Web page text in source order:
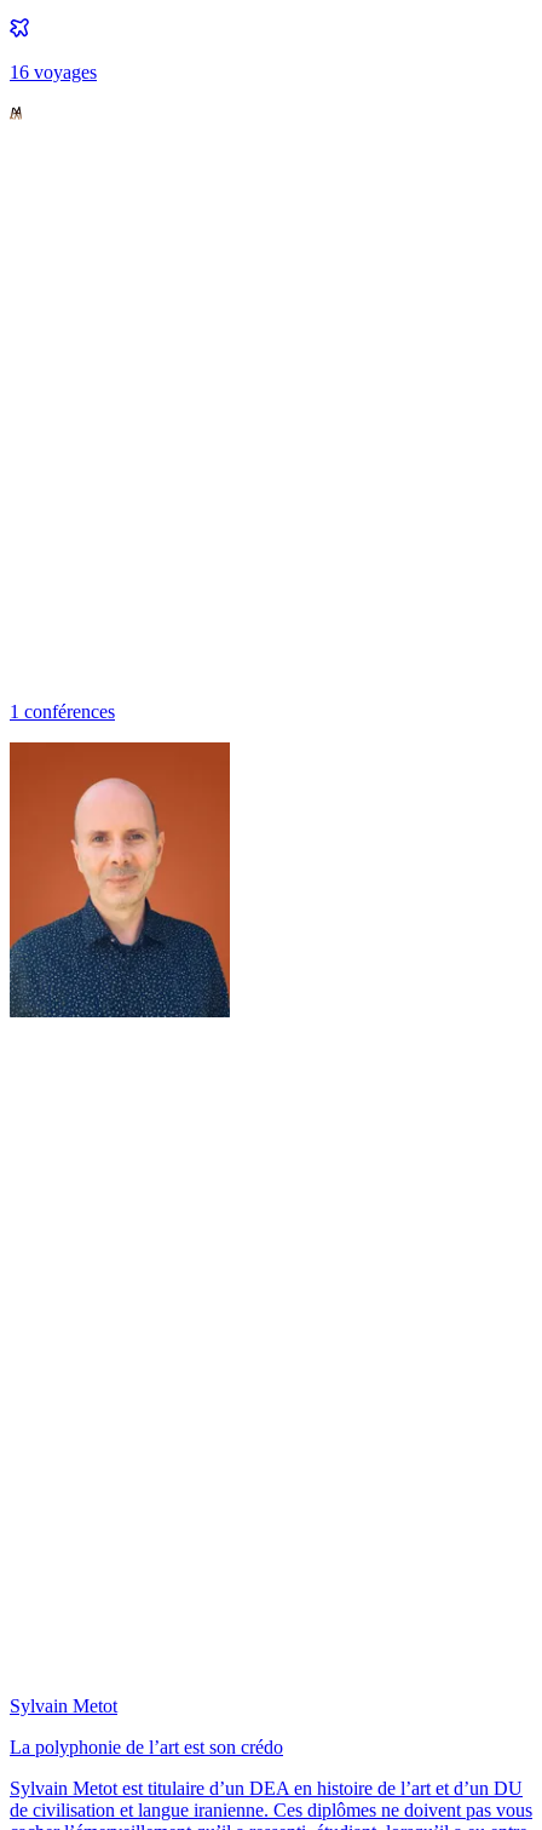
16 voyages
1 conférences
Sylvain Metot
La polyphonie de l’art est son crédo
Sylvain Metot est titulaire d’un DEA en histoire de l’art et d’un DU
de civilisation et langue iranienne. Ces diplômes ne doivent pas vous